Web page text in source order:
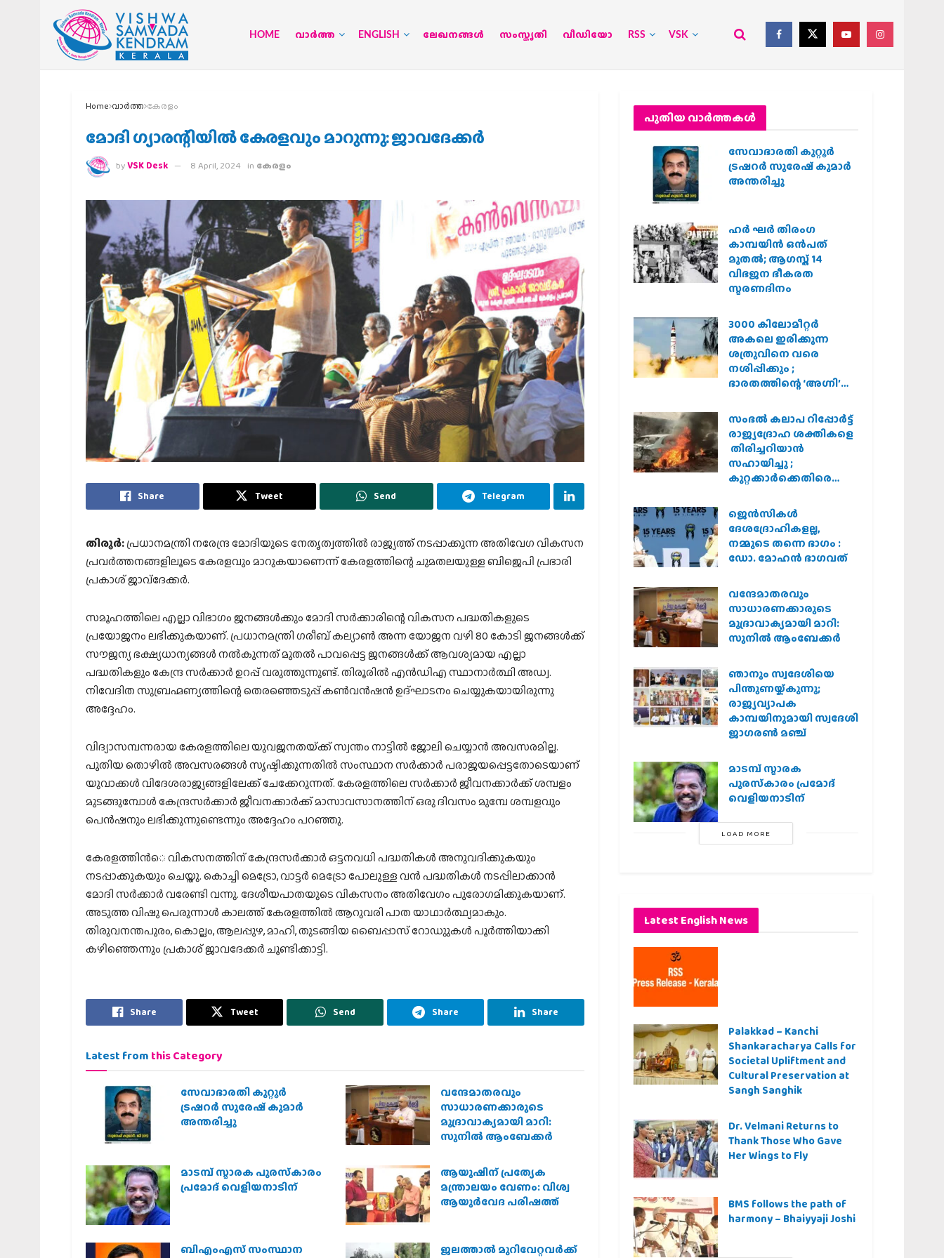
HOME വാര്‍ത്ത ENGLISH ലേഖനങ്ങള്‍ സംസ്കൃതി വീഡിയോ RSS VSK
Home വാര്‍ത്ത കേരളം
മോദി ഗ്യാരന്റിയില്‍ കേരളവും മാറുന്നു: ജാവദേക്കര്‍
byVSK Desk 8 April, 2024 in കേരളം
Share Tweet Send Telegram
തിരൂര്‍:പ്രധാനമന്ത്രി നരേന്ദ്ര മോദിയുടെ നേതൃത്വത്തില്‍ രാജ്യത്ത് നടപ്പാക്കുന്ന അതിവേഗ വികസന
പ്രവര്‍ത്തനങ്ങളിലൂടെ കേരളവും മാറുകയാണെന്ന് കേരളത്തിന്റെ ചുമതലയുള്ള ബിജെപി പ്രഭാരി
പ്രകാശ് ജാവ്‌ദേക്കര്‍.
സമൂഹത്തിലെ എല്ലാ വിഭാഗം ജനങ്ങള്‍ക്കും മോദി സര്‍ക്കാരിന്റെ വികസന പദ്ധതികളുടെ
പ്രയോജനം ലഭിക്കുകയാണ്. പ്രധാനമന്ത്രി ഗരീബ് കല്യാണ്‍ അന്ന യോജന വഴി 80 കോടി ജനങ്ങള്‍ക്ക്
സൗജന്യ ഭക്ഷ്യധാന്യങ്ങള്‍ നല്‍കുന്നത് മുതല്‍ പാവപ്പെട്ട ജനങ്ങള്‍ക്ക് ആവശ്യമായ എല്ലാ
പദ്ധതികളും കേന്ദ്ര സര്‍ക്കാര്‍ ഉറപ്പ് വരുത്തുന്നുണ്ട്. തിരൂരില്‍ എന്‍ഡിഎ സ്ഥാനാര്‍ത്ഥി അഡ്വ.
നിവേദിത സുബ്രഹ്മണ്യത്തിന്റെ തെരഞ്ഞെടുപ്പ് കണ്‍വന്‍ഷന്‍ ഉദ്ഘാടനം ചെയ്യുകയായിരുന്നു
അദ്ദേഹം.
വിദ്യാസമ്പന്നരായ കേരളത്തിലെ യുവജനതയ്‌ക്ക് സ്വന്തം നാട്ടില്‍ ജോലി ചെയ്യാന്‍ അവസരമില്ല.
പുതിയ തൊഴില്‍ അവസരങ്ങള്‍ സൃഷ്ടിക്കുന്നതില്‍ സംസ്ഥാന സര്‍ക്കാര്‍ പരാജയപ്പെട്ടതോടെയാണ്
യുവാക്കള്‍ വിദേശരാജ്യങ്ങളിലേക്ക് ചേക്കേറുന്നത്. കേരളത്തിലെ സര്‍ക്കാര്‍ ജീവനക്കാര്‍ക്ക് ശമ്പളം
മുടങ്ങുമ്പോള്‍ കേന്ദ്രസര്‍ക്കാര്‍ ജീവനക്കാര്‍ക്ക് മാസാവസാനത്തിന് ഒരു ദിവസം മുമ്പേ ശമ്പളവും
പെന്‍ഷനും ലഭിക്കുന്നുണ്ടെന്നും അദ്ദേഹം പറഞ്ഞു.
കേരളത്തിന്‍െ വികസനത്തിന് കേന്ദ്രസര്‍ക്കാര്‍ ഒട്ടനവധി പദ്ധതികള്‍ അനുവദിക്കുകയും
നടപ്പാക്കുകയും ചെയ്തു. കൊച്ചി മെട്രോ, വാട്ടര്‍ മെട്രോ പോലുള്ള വന്‍ പദ്ധതികള്‍ നടപ്പിലാക്കാന്‍
മോദി സര്‍ക്കാര്‍ വരേണ്ടി വന്നു. ദേശീയപാതയുടെ വികസനം അതിവേഗം പുരോഗമിക്കുകയാണ്.
അടുത്ത വിഷു പെരുന്നാള്‍ കാലത്ത് കേരളത്തില്‍ ആറുവരി പാത യാഥാര്‍ത്ഥ്യമാകും.
തിരുവനന്തപുരം, കൊല്ലം, ആലപ്പുഴ, മാഹി, തുടങ്ങിയ ബൈപ്പാസ് റോഡുുകള്‍ പൂര്‍ത്തിയാക്കി
കഴിഞ്ഞെന്നും പ്രകാശ് ജാവദേക്കര്‍ ചൂണ്ടിക്കാട്ടി.
Share Tweet Send Share Share
Latest from this Category
സേവാഭാരതി കുറ്റൂർ
ട്രഷറർ സുരേഷ് കുമാർ
അന്തരിച്ചു
വന്ദേമാതരവും
സാധാരണക്കാരുടെ
മുദ്രാവാക്യമായി മാറി:
സുനിൽ ആംബേക്കർ
മാടമ്പ് സ്മാരക പുരസ്‌കാരം
പ്രമോദ് വെളിയനാടിന്
ആയുഷിന് പ്രത്യേക
മന്ത്രാലയം വേണം: വിശ്വ
ആയുര്‍വേദ പരിഷത്ത്
ബിഎംഎസ് സംസ്ഥാന
ജലത്താല്‍ മുറിവേറ്റവര്‍ക്ക്
പുതിയ വാര്‍ത്തകള്‍
സേവാഭാരതി കുറ്റൂർ
ട്രഷറർ സുരേഷ് കുമാർ
അന്തരിച്ചു
ഹര്‍ ഘര്‍ തിരംഗ
കാമ്പയിന്‍ ഒന്‍പത്
മുതല്‍; ആഗസ്ത് 14
വിഭജന ഭീകരത
സ്മരണദിനം
3000 കിലോമീറ്റർ
അകലെ ഇരിക്കുന്ന
ശത്രുവിനെ വരെ
നശിപ്പിക്കും ;
ഭാരതത്തിന്റെ ‘അഗ്നി’
സംഭൽ കലാപ റിപ്പോർട്ട്
രാജ്യദ്രോഹ ശക്തികളെ
തിരിച്ചറിയാൻ
സഹായിച്ചു ;
കുറ്റക്കാർക്കെതിരെ
വേണമെന്ന് വിശ്വഹിന്ദു
പരിഷത്ത്
ജെന്‍സികള്‍
ദേശദ്രോഹികളല്ല,
നമ്മുടെ തന്നെ ഭാഗം :
ഡോ. മോഹന്‍ ഭാഗവത്
വന്ദേമാതരവും
സാധാരണക്കാരുടെ
മുദ്രാവാക്യമായി മാറി:
സുനിൽ ആംബേക്കർ
ഞാനും സ്വദേശിയെ
പിന്തുണയ്ക്കുന്നു;
രാജ്യവ്യാപക
കാമ്പയിനുമായി സ്വദേശി
ജാഗരണ്‍ മഞ്ച്
മാടമ്പ് സ്മാരക
പുരസ്‌കാരം പ്രമോദ്
വെളിയനാടിന്
LOAD MORE
Latest English News
Palakkad – Kanchi
Shankaracharya Calls for
Societal Upliftment and
Cultural Preservation at
Sangh Sanghik
Dr. Velmani Returns to
Thank Those Who Gave
Her Wings to Fly
BMS follows the path of
harmony – Bhaiyyaji Joshi